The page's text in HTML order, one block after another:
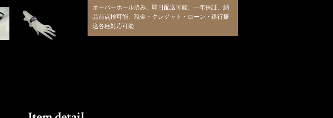
オーバーホール済み、即日配送可能、一年保証、納
品前点検可能、現金・クレジット・ローン・銀行振
込各種対応可能